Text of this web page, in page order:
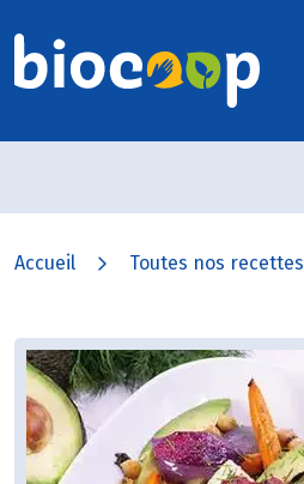
Accueil Toutes nos recettes